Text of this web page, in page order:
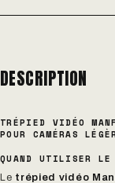
DESCRIPTION
TRÉPIED VIDÉO
POUR CAMÉRAS
QUAND UTILISER
Le trépied vidéo